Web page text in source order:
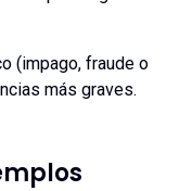
(impago, fraude o
más graves.